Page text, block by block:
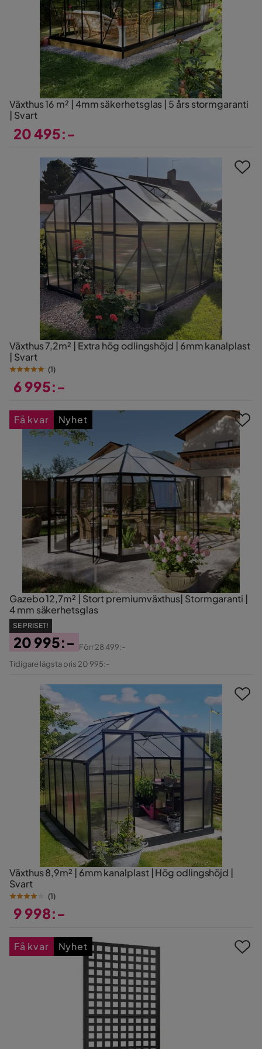
Växthus 16 m² | 4mm säkerhetsglas | 5 års stormgaranti
| Svart
20 495:-
Växthus 7,2m² | Extra hög odlingshöjd | 6mm kanalplast
| Svart
(1)
6 995:-
Gazebo 12,7m² | Stort premiumväxthus| Stormgaranti |
4 mm säkerhetsglas
SE PRISET!
Pris
20 995:-
Original
Förr28 499:-
Tidigare lägsta pris 20 995:-
Få kvar Nyhet
Växthus 8,9m² | 6mm kanalplast | Hög odlingshöjd |
Svart
(1)
9 998:-
Få kvar Nyhet